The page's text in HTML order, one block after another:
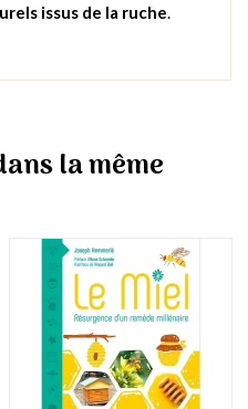
issus de la ruche.
la même